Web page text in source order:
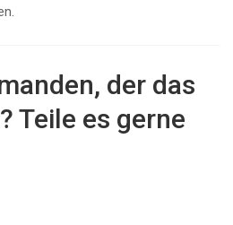
der das
Teile es gerne